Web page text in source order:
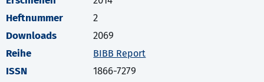
Heftnummer
2
Downloads
2069
Reihe
BIBB Report
ISSN
1866-7279